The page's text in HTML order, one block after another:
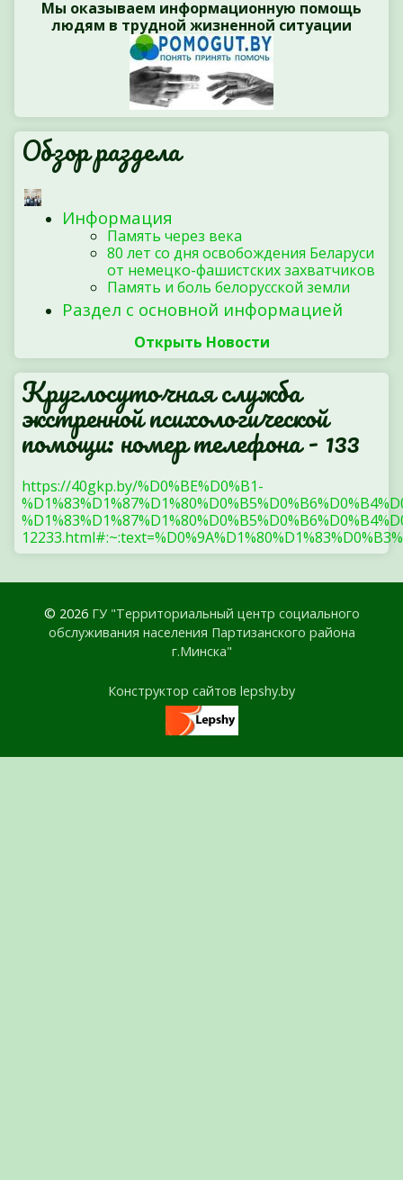
Мы оказываем информационную помощь
людям в трудной жизненной ситуации
Обзор раздела
Информация
Память через века
80 лет со дня освобождения Беларуси
от немецко-фашистских захватчиков
Память и боль белорусской земли
Раздел с основной информацией
Открыть Новости
Круглосуточная служба
экстренной психологической
помощи: номер телефона - 133
https://40gkp.by/%D0%BE%D0%B1-
© 2026 ГУ "Территориальный центр социального
обслуживания населения Партизанского района
г.Минска"
Конструктор сайтов lepshy.by